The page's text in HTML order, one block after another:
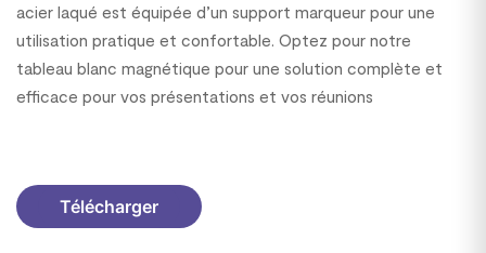
acier laqué est équipée d’un support marqueur pour une
utilisation pratique et confortable. Optez pour notre
tableau blanc magnétique pour une solution complète et
efficace pour vos présentations et vos réunions
Télécharger